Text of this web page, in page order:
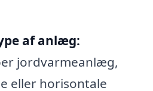
af anlæg:
jordvarmeanlæg,
eller horisontale